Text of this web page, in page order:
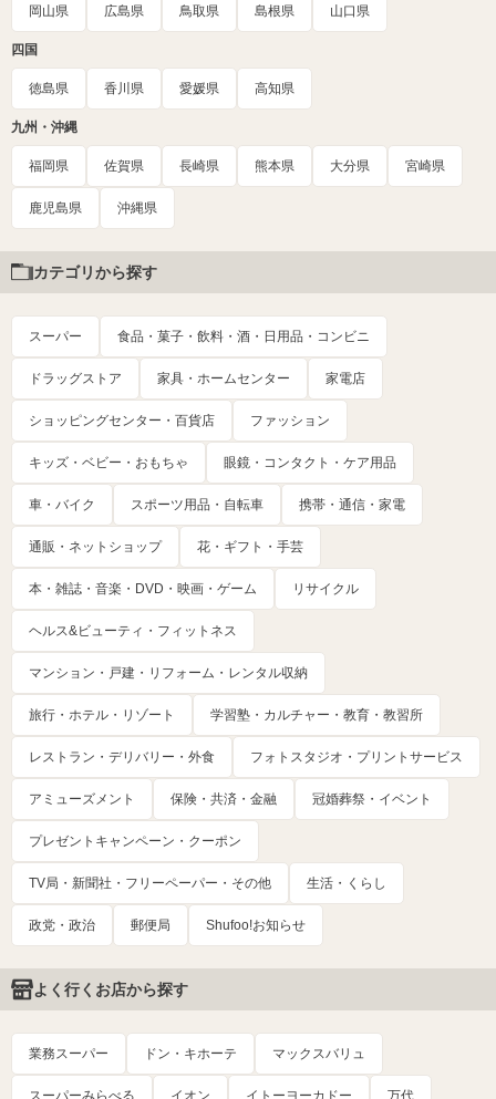
岡山県 広島県 鳥取県 島根県 山口県
四国
徳島県 香川県 愛媛県 高知県
九州・沖縄
福岡県 佐賀県 長崎県 熊本県 大分県 宮崎県
鹿児島県 沖縄県
カテゴリから探す
スーパー 食品・菓子・飲料・酒・日用品・コンビニ
ドラッグストア 家具・ホームセンター 家電店
ショッピングセンター・百貨店 ファッション
キッズ・ベビー・おもちゃ 眼鏡・コンタクト・ケア用品
車・バイク スポーツ用品・自転車 携帯・通信・家電
通販・ネットショップ 花・ギフト・手芸
本・雑誌・音楽・DVD・映画・ゲーム リサイクル
ヘルス&ビューティ・フィットネス
マンション・戸建・リフォーム・レンタル収納
旅行・ホテル・リゾート 学習塾・カルチャー・教育・教習所
レストラン・デリバリー・外食 フォトスタジオ・プリントサービス
アミューズメント 保険・共済・金融 冠婚葬祭・イベント
プレゼントキャンペーン・クーポン
TV局・新聞社・フリーペーパー・その他 生活・くらし
政党・政治 郵便局 Shufoo!お知らせ
よく行くお店から探す
業務スーパー ドン・キホーテ マックスバリュ